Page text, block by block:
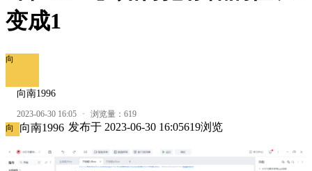
变成1
向
向南1996
2023-06-30 16:05 · 浏览量： 619
向
向南1996 发布于 2023-06-30 16:05619浏览